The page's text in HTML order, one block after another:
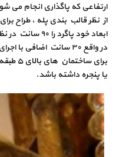
ارتفاعی که پاگذاری انجام می شود ۱۵ سانت تا حداکثر ۳۰
ابعاد خود پاگرد را ۹۰ سانت در نظر گرفته می شود.
در واقع ۳۰ سانت اضافی با اجرای سنگ فرش
برای ساختمان های بالای ۵ طبقه،
یا پنجره داشته باشد.